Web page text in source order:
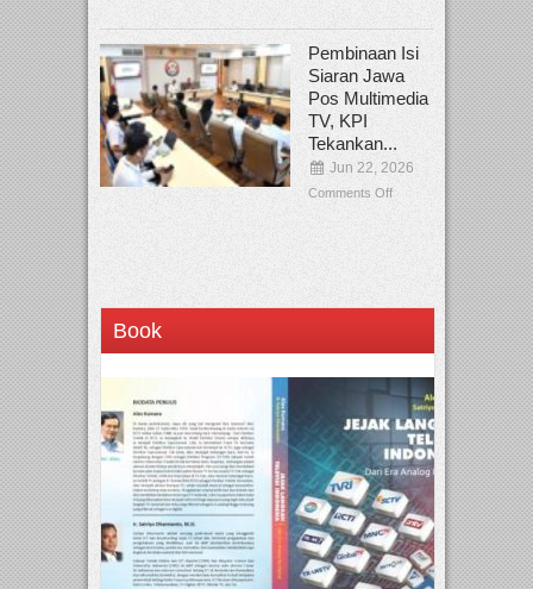
Pembinaan Isi
Siaran Jawa
Pos Multimedia
TV, KPI
Tekankan...
Jun 22, 2026
Comments Off
Book